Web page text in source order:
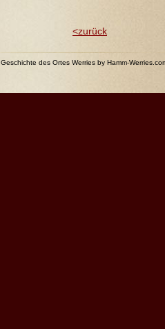
<zurück
Geschichte des Ortes Werries by Hamm-